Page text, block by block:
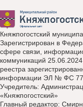
Княжпогостский
Зарегистрирован в
сфере связи,
коммуникаций
реестра
информации ЭЛ № ФС 77
Учредитель:
«Княжпогостский»
Главный редактор: